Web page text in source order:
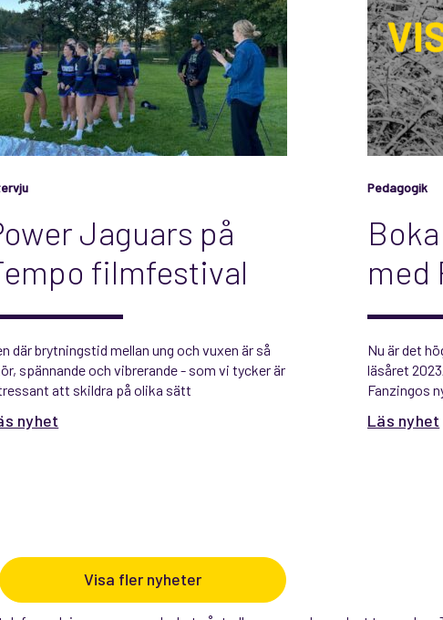
Jaguars på
filmfestival
där brytningstid mellan ung och vuxen är så
spännande och vibrerande - som vi tycker är
att skildra på olika sätt
nyhet
Pedagogik
med
Nu är det
läsåret
Fanzingos
Läs nyhet
Visa fler nyheter